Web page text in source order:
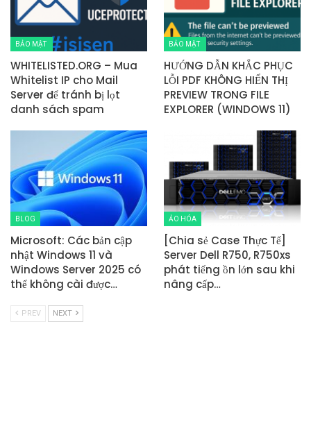
BẢO MẬT
WHITELISTED.ORG – Mua
Whitelist IP cho Mail
Server để tránh bị lọt
danh sách spam
BẢO MẬT
HƯỚNG DẪN KHẮC PHỤC
LỖI PDF KHÔNG HIỂN THỊ
PREVIEW TRONG FILE
EXPLORER (WINDOWS 11)
BLOG
Microsoft: Các bản cập
nhật Windows 11 và
Windows Server 2025 có
thể không cài được…
ẢO HÓA
[Chia sẻ Case Thực Tế]
Server Dell R750, R750xs
phát tiếng ồn lớn sau khi
nâng cấp…
PREV NEXT